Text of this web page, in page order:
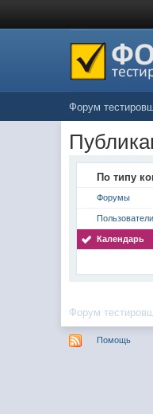
Форум
По типу
Форумы
Пользователи
Календарь
Форум
Помощь